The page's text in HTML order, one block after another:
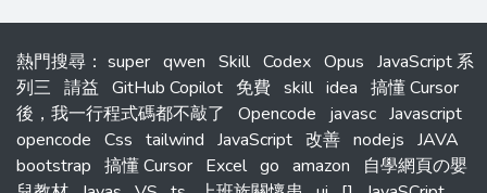
熱門搜尋 ： super qwen Skill Codex Opus JavaScript 系
列三 請益 GitHub Copilot 免費 skill idea 搞懂 Cursor
後，我一行程式碼都不敲了
Opencode javasc Javascript
opencode Css tailwind JavaScript 改善 nodejs JAVA
bootstrap 搞懂 Cursor Excel go amazon
自學網頁の嬰